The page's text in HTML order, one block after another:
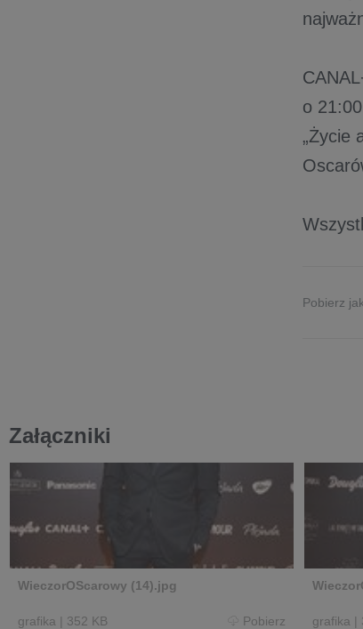
o
„Życie
Pobierz
Załączniki
WieczorOScarowy (14).jpg
grafika | 352 KB Pobierz grafika |